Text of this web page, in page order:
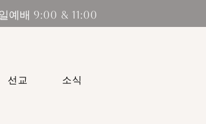
& 11:00
선교 소식